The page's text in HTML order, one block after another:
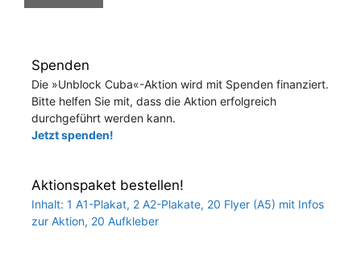
Spenden
Die »Unblock Cuba«-Aktion wird mit Spenden finanziert.
Bitte helfen Sie mit, dass die Aktion erfolgreich
durchgeführt werden kann.
Jetzt spenden!
Aktionspaket bestellen!
Inhalt: 1 A1-Plakat, 2 A2-Plakate, 20 Flyer (A5) mit Infos
zur Aktion, 20 Aufkleber